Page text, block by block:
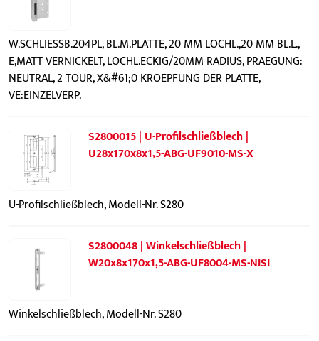
W.SCHLIESSB.204PL, BL.M.PLATTE, 20 MM LOCHL.,20 MM BL.L.,
E,MATT VERNICKELT, LOCHL.ECKIG/20MM RADIUS, PRAEGUNG:
NEUTRAL, 2 TOUR, X&#61;0 KROEPFUNG DER PLATTE,
VE:EINZELVERP.
S2800015 | U-Profilschließblech |
U28x170x8x1,5-ABG-UF9010-MS-X
U-Profilschließblech, Modell-Nr. S280
S2800048 | Winkelschließblech |
W20x8x170x1,5-ABG-UF8004-MS-NISI
Winkelschließblech, Modell-Nr. S280